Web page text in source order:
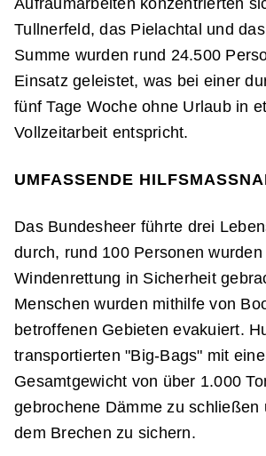
Aufräumarbeiten konzentrierten
Tullnerfeld, das Pielachtal und
Summe wurden rund 24.500
Einsatz geleistet, was bei einer
fünf Tage Woche ohne Urlaub in
Vollzeitarbeit entspricht.
UMFASSENDE
Das Bundesheer führte drei
durch, rund 100 Personen
Windenrettung in Sicherheit
Menschen wurden mithilfe von
betroffenen Gebieten evakuiert.
transportierten "Big-Bags" mit
Gesamtgewicht von über 1.000
gebrochene Dämme zu schließen
dem Brechen zu sichern.